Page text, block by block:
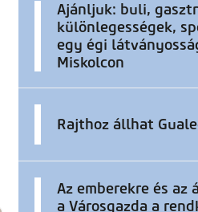
Ajánljuk: buli,
különlegességek,
egy égi
Miskolcon
Rajthoz állhat
Az emberekre és
a Városgazda a